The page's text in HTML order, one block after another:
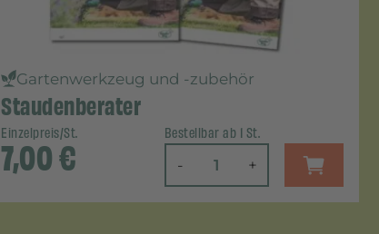
Gartenwerkzeug und -zubehör
Staudenberater
Einzelpreis/St.
7,00€
Bestellbar ab 1 St.
- +